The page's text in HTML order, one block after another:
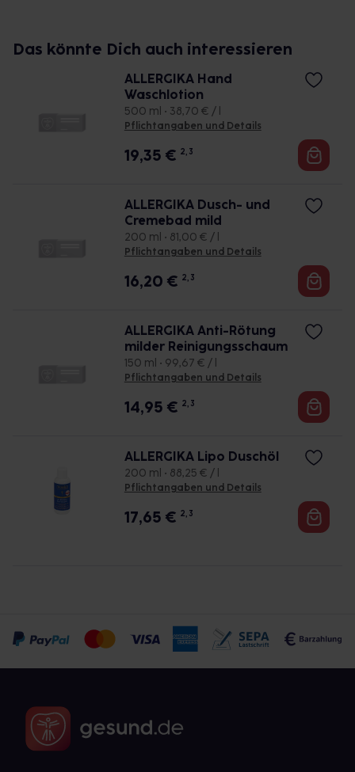
Das könnte Dich auch interessieren
ALLERGIKA Hand
Waschlotion
500 ml • 38,70 € / l
Pflichtangaben und Details
19,35 € 2, 3
ALLERGIKA Dusch- und
Cremebad mild
200 ml • 81,00 € / l
Pflichtangaben und Details
16,20 € 2, 3
ALLERGIKA Anti-Rötung
milder Reinigungsschaum
150 ml • 99,67 € / l
Pflichtangaben und Details
14,95 € 2, 3
ALLERGIKA Lipo Duschöl
200 ml • 88,25 € / l
Pflichtangaben und Details
17,65 € 2, 3